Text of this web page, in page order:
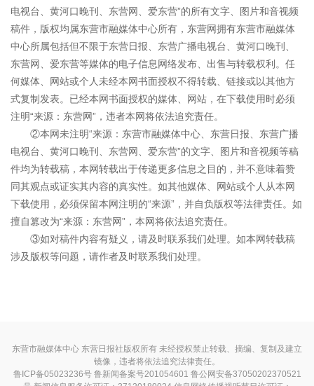
电视台、黄河口晚刊、东营网、爱东营”的所有文字、图片和音视频
稿件，版权均属东营市融媒体中心所有，东营网拥有东营市融媒体
中心所属包括但不限于东营日报、东营广播电视台、黄河口晚刊、
东营网、爱东营等媒体的电子信息网络发布、出售与转载权利。任
何媒体、网站或个人未经本网书面授权不得转载、链接或以其他方
式复制发表。已经本网书面授权的媒体、网站，在下载使用时必须
注明“来源：东营网”，违者本网将依法追究责任。
②本网未注明“来源：东营市融媒体中心、东营日报、东营广播
电视台、黄河口晚刊、东营网、爱东营”的文字、图片和音视频等稿
件均为转载稿，本网转载出于传递更多信息之目的，并不意味着赞
同其观点或证实其内容的真实性。如其他媒体、网站或个人从本网
下载使用，必须保留本网注明的“来源”，并自负版权等法律责任。如
擅自篡改为“来源：东营网”，本网将依法追究责任。
③如对稿件内容有疑义，请及时联系我们处理。如本网转载稿
涉及版权等问题，请作者及时联系我们处理。
东营市融媒体中心 东营日报社版权所有 未经授权禁止转载、摘编、复制及建立
镜像，违者将依法追究法律责任。
鲁ICP备05023236号鲁新闻备案号201054601 鲁公网安备37050202370521